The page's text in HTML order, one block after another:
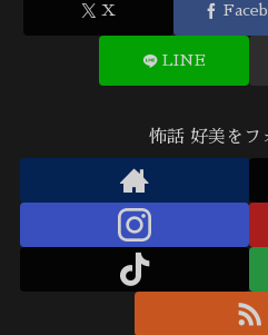
X
LINE
怖話 好美をフ